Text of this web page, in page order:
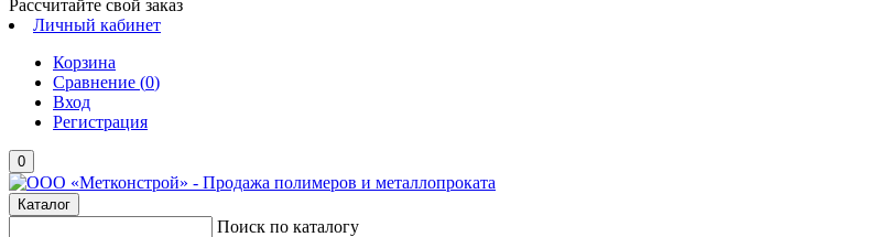
Рассчитайте свой заказ
Личный кабинет
Корзина
Сравнение (0)
Вход
Регистрация
0
Каталог
Поиск по каталогу